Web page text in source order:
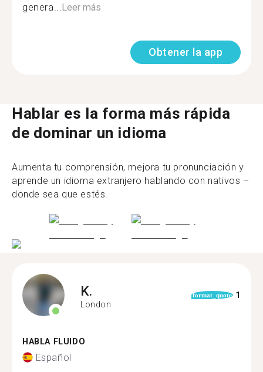
genera... Leer más
Obtener la app
Hablar es la forma más rápida
de dominar un idioma
Aumenta tu comprensión, mejora tu pronunciación y
aprende un idioma extranjero hablando con nativos –
donde sea que estés.
K.
London
format_quote 1
HABLA FLUIDO
Español